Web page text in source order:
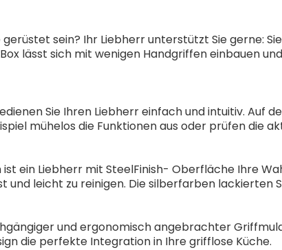
sein? Ihr Liebherr unterstützt Sie gerne:
lässt sich mit wenigen Handgriffen einbauen
Sie Ihren Liebherr einfach und intuitiv. Auf
mühelos die Funktionen aus oder prüfen die
ist ein Liebherr mit SteelFinish- Oberfläche Ihre
leicht zu reinigen. Die silberfarben lackierten
und ergonomisch angebrachter
die perfekte Integration in Ihre grifflose Küche.